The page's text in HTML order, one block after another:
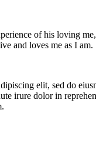
of his loving
and loves me as I am.
elit, sed do
irure dolor in